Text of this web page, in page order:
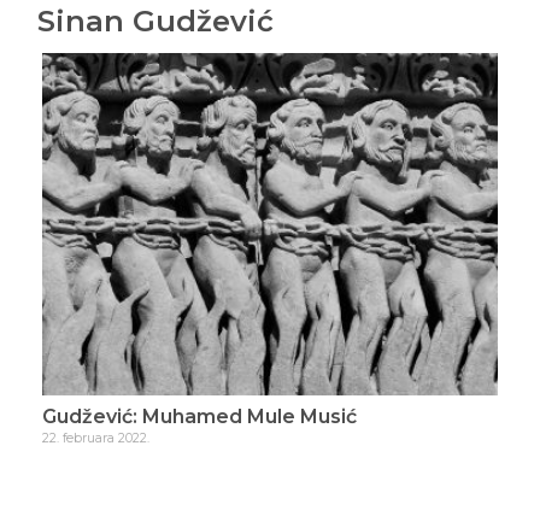
Sinan Gudžević
Gudžević: Muhamed Mule Musić
22. februara 2022.